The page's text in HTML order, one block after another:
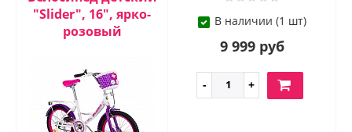
"Slider", 16", ярко-
розовый
В наличии (1 шт)
9 999 руб